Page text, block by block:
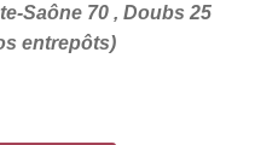
Saône 70 , Doubs 25
entrepôts)